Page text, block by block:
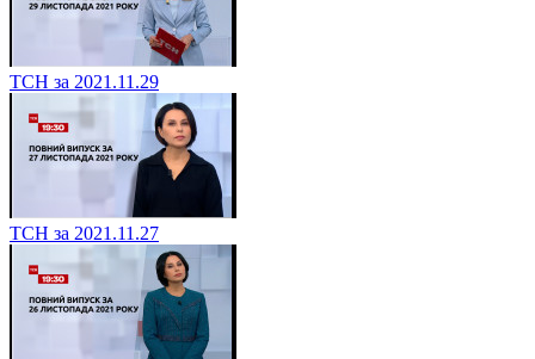
ТСН за 2021.11.29
ТСН за 2021.11.27